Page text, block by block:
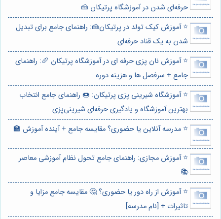
حرفه‌ای شدن در آموزشگاه پرتیکان 🍰
⭐️ آموزش کیک تولد در پرتیکان🍰: راهنمای جامع برای تبدیل
شدن به یک قناد حرفه‌ای
⭐️ آموزش نان پزی حرفه ای در آموزشگاه پرتیکان 🥖: راهنمای
جامع + سرفصل ها و هزینه دوره
⭐️ آموزشگاه شیرینی پزی پرتیکان: 🍩 راهنمای جامع انتخاب
بهترین آموزشگاه و یادگیری حرفه‌ای شیرینی‌پزی
⭐️ مدرسه آنلاین یا حضوری؟ مقایسه جامع + آینده آموزش 🏫
⭐️ آموزش مجازی: راهنمای جامع تحول نظام آموزشی معاصر
📚
⭐️ آموزش از راه دور یا حضوری؟ 🤔 مقایسه جامع مزایا و
تاثیرات + [نام مدرسه]